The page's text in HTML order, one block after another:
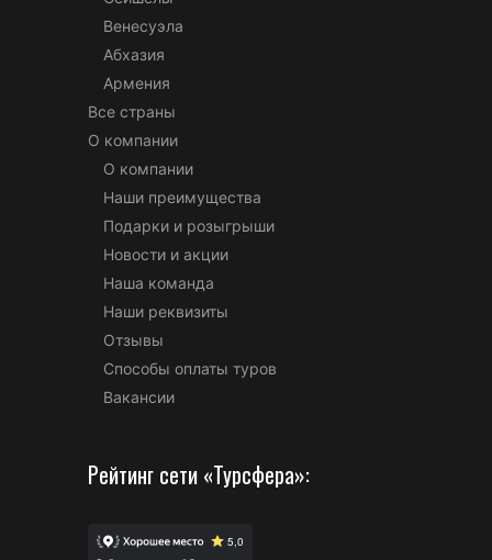
Венесуэла
Абхазия
Армения
Все страны
О компании
О компании
Наши преимущества
Подарки и розыгрыши
Новости и акции
Наша команда
Наши реквизиты
Отзывы
Способы оплаты туров
Вакансии
Рейтинг сети «Турсфера»: